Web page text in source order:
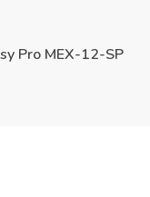
Pro MEX-12-SP